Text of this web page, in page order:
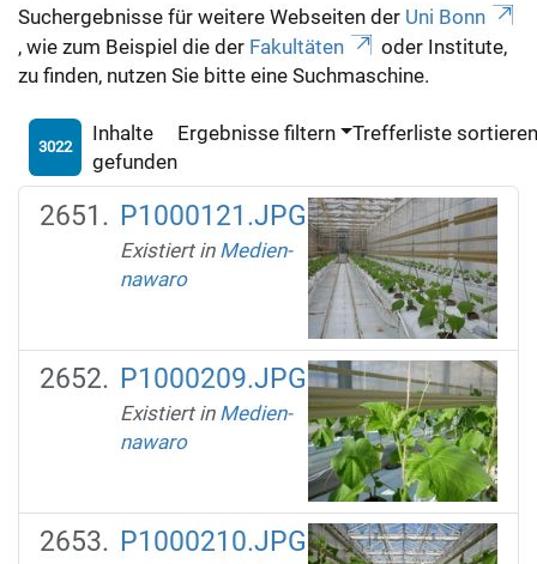
Suchergebnisse für weitere Webseiten der Uni Bonn
, wie zum Beispiel die der Fakultäten
oder Institute,
zu finden, nutzen Sie bitte eine Suchmaschine.
3022
Inhalte
gefunden
Ergebnisse filtern Trefferliste
P1000121.JPG
Existiert in Medien-
nawaro
P1000209.JPG
Existiert in Medien-
nawaro
P1000210.JPG